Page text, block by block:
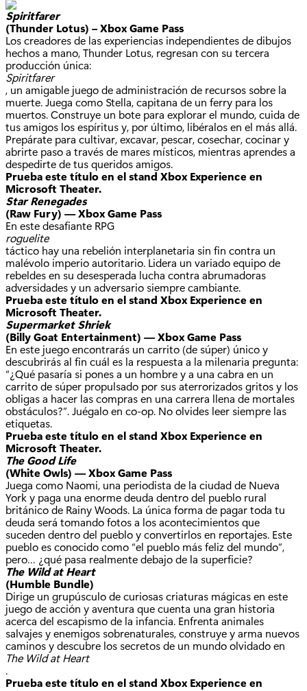
Spiritfarer
(Thunder Lotus) – Xbox Game Pass
Los creadores de las experiencias independientes de dibujos
hechos a mano, Thunder Lotus, regresan con su tercera
producción única:
Spiritfarer
, un amigable juego de administración de recursos sobre la
muerte. Juega como Stella, capitana de un ferry para los
muertos. Construye un bote para explorar el mundo, cuida de
tus amigos los espíritus y, por último, libéralos en el más allá.
Prepárate para cultivar, excavar, pescar, cosechar, cocinar y
abrirte paso a través de mares místicos, mientras aprendes a
despedirte de tus queridos amigos.
Prueba este título en el stand Xbox Experience en
Microsoft Theater.
Star Renegades
(Raw Fury) — Xbox Game Pass
En este desafiante RPG
roguelite
táctico hay una rebelión interplanetaria sin fin contra un
malévolo imperio autoritario. Lidera un variado equipo de
rebeldes en su desesperada lucha contra abrumadoras
adversidades y un adversario siempre cambiante.
Prueba este título en el stand Xbox Experience en
Microsoft Theater.
Supermarket Shriek
(Billy Goat Entertainment) — Xbox Game Pass
En este juego encontrarás un carrito (de súper) único y
descubrirás al fin cuál es la respuesta a la milenaria pregunta:
“¿Qué pasaría si pones a un hombre y a una cabra en un
carrito de súper propulsado por sus aterrorizados gritos y los
obligas a hacer las compras en una carrera llena de mortales
obstáculos?”. Juégalo en co-op. No olvides leer siempre las
etiquetas.
Prueba este título en el stand Xbox Experience en
Microsoft Theater.
The Good Life
(White Owls) — Xbox Game Pass
Juega como Naomi, una periodista de la ciudad de Nueva
York y paga una enorme deuda dentro del pueblo rural
británico de Rainy Woods. La única forma de pagar toda tu
deuda será tomando fotos a los acontecimientos que
suceden dentro del pueblo y convertirlos en reportajes. Este
pueblo es conocido como “el pueblo más feliz del mundo”,
pero… ¿qué pasa realmente debajo de la superficie?
The Wild at Heart
(Humble Bundle)
Dirige un grupúsculo de curiosas criaturas mágicas en este
juego de acción y aventura que cuenta una gran historia
acerca del escapismo de la infancia. Enfrenta animales
salvajes y enemigos sobrenaturales, construye y arma nuevos
caminos y descubre los secretos de un mundo olvidado en
The Wild at Heart
.
Prueba este título en el stand Xbox Experience en